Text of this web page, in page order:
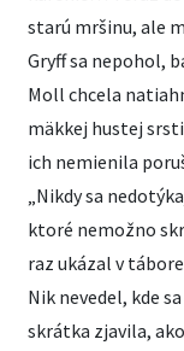
starú mršinu, ale
Gryff sa nepohol,
Moll chcela
mäkkej hustej
ich nemienila
„Nikdy sa
ktoré nemožno
raz ukázal v
Nik nevedel, kde
skrátka zjavila,